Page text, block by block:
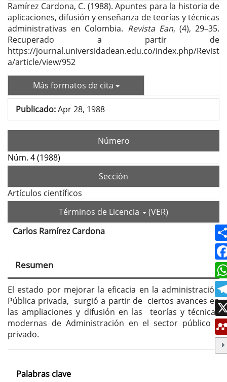
Ramírez Cardona, C. (1988). Apuntes para la historia de
aplicaciones, difusión y enseñanza de teorías y técnicas
administrativas en Colombia. Revista Ean, (4), 29–35.
Recuperado a partir de
https://journal.universidadean.edu.co/index.php/Revist
a/article/view/952
Más formatos de cita
Publicado:Apr 28, 1988
Número
Núm. 4 (1988)
Sección
Artículos científicos
Términos de Licencia
(VER)
Contenido
principal
del
artículo
Carlos Ramírez Cardona
Resumen
El estado por mejorar la eficacia en la administración
Pública privada, surgió a partir de ciertos avances en
las ampliaciones y difusión en las teorías y técnicas
modernas de Administración en el sector público y
privado.
Palabras clave